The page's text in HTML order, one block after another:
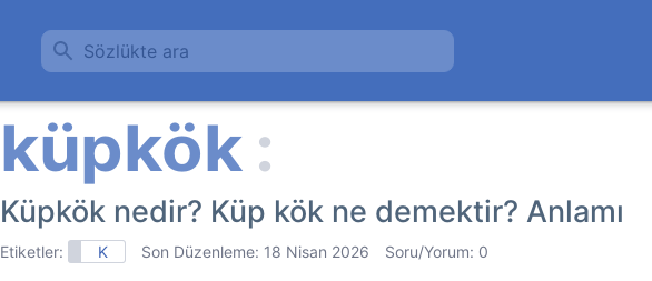
Sözlükte ara
Küpkök nedir? Küp kök ne demektir? Anlamı
Etiketler: K Son Düzenleme: 18 Nisan 2026 Soru/Yorum: 0